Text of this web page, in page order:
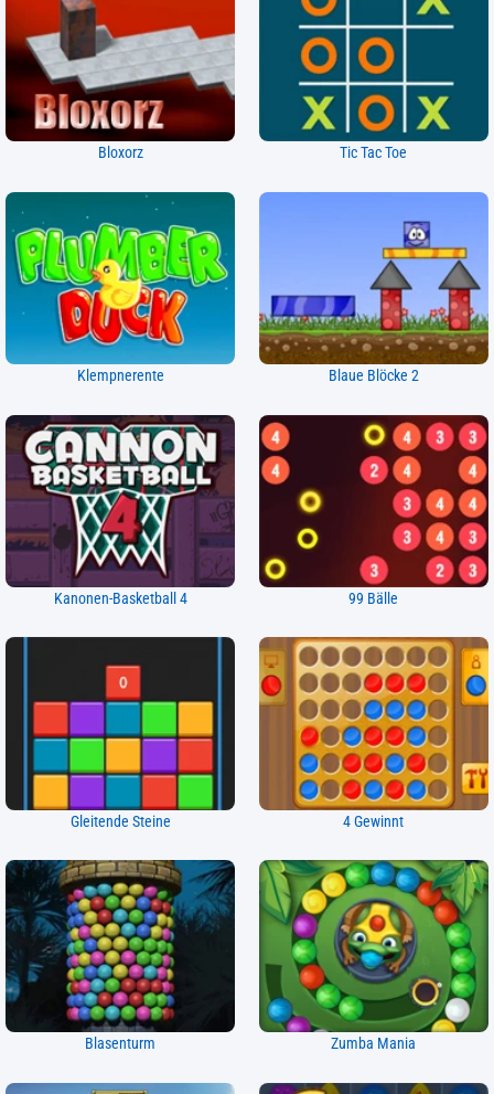
Bloxorz Tic Tac Toe
Klempnerente Blaue Blöcke 2
Kanonen-Basketball 4 99 Bälle
Gleitende Steine 4 Gewinnt
Blasenturm Zumba Mania